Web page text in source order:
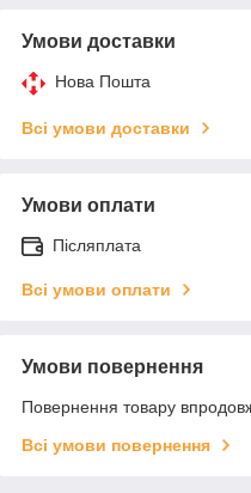
Умови доставки
Нова Пошта
Всі умови доставки
Умови оплати
Післяплата
Всі умови оплати
Умови повернення
Повернення товару
Всі умови повернення